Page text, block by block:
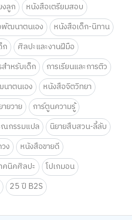
งลูก
หนังสือเตรียมสอบ
ฒนาตนเอง
หนังสือเด็ก-นิทาน
ก
ศิลปะและงานฝีมือ
ำหรับเด็ก
การเรียนและการติว
าตนเอง
หนังสือจิตวิทยา
ยวาย
การ์ตูนความรู้
ณกรรมแปล
นิยายสืบสวน-ลี้ลับ
ง
หนังสือขายดี
คนิคศิลปะ
โปเกมอน
25 ปี B2S